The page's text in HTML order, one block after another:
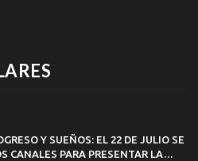
Y SUEÑOS: EL 22 DE JULIO SE
CANALES PARA PRESENTAR LA